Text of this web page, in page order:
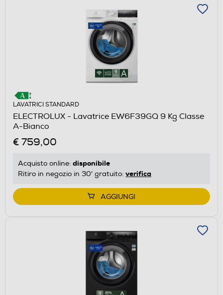
LAVATRICI STANDARD
ELECTROLUX - Lavatrice EW6F39GQ 9 Kg Classe
A-Bianco
€ 759,00
Acquisto online: disponibile
Ritiro in negozio in 30' gratuito: verifica
AGGIUNGI